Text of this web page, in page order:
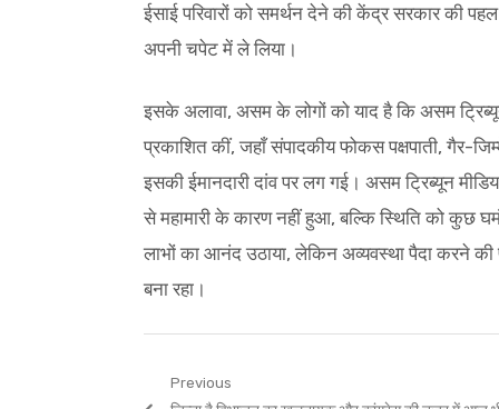
ईसाई परिवारों को समर्थन देने की केंद्र सरकार की
अपनी चपेट में ले लिया।
इसके अलावा, असम के लोगों को याद है कि असम
प्रकाशित कीं, जहाँ संपादकीय फोकस पक्षपाती, गैर-
इसकी ईमानदारी दांव पर लग गई। असम ट्रिब्यून
से महामारी के कारण नहीं हुआ, बल्कि स्थिति को कुछ
लाभों का आनंद उठाया, लेकिन अव्यवस्था पैदा करने
बना रहा।
Post
Previous